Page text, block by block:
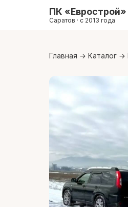
ПК «Еврострой»
Саратов · с 2013 года
Главная → Каталог →